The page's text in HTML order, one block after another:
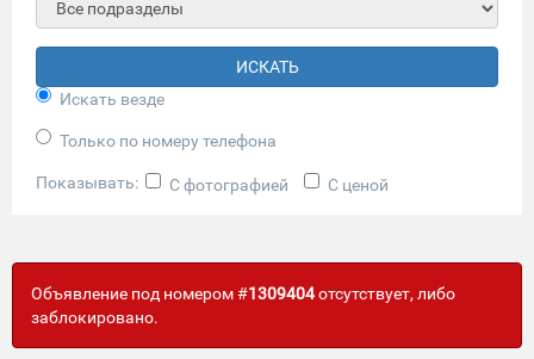
ИСКАТЬ
Искать везде
Только по номеру телефона
Показывать: С фотографией С ценой
Объявление под номером #1309404отсутствует, либо
заблокировано.